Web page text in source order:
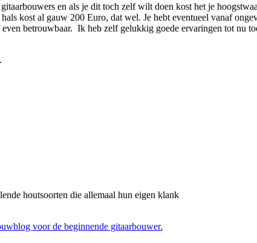
en als je dit toch zelf wilt doen kost het je
kost al gauw 200 Euro, dat wel. Je hebt eventueel vanaf
betrouwbaar. Ik heb zelf gelukkig goede ervaringen tot nu
houtsoorten die allemaal hun eigen klank